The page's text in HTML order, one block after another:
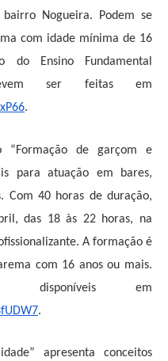
bairro Nogueira. Podem se
com idade mínima de 16
Ensino Fundamental
ser feitas em
.
“Formação de garçom e
para atuação em bares,
Com 40horas de duração,
das 18 às 22 horas, na
A formação é
com 16 anos ou mais.
disponíveis em
.
apresenta conceitos